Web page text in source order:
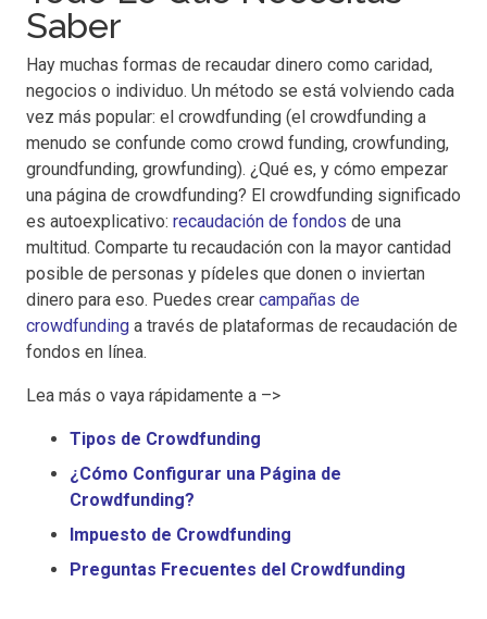
Saber
Hay muchas formas de recaudar dinero como caridad,
negocios o individuo. Un método se está volviendo cada
vez más popular: el crowdfunding (el crowdfunding a
menudo se confunde como crowd funding, crowfunding,
groundfunding, growfunding). ¿Qué es, y cómo empezar
una página de crowdfunding? El crowdfunding significado
es autoexplicativo: recaudación de fondos de una
multitud. Comparte tu recaudación con la mayor cantidad
posible de personas y pídeles que donen o inviertan
dinero para eso. Puedes crear campañas de
crowdfunding a través de plataformas de recaudación de
fondos en línea.
Lea más o vaya rápidamente a –>
Tipos de Crowdfunding
¿Cómo Configurar una Página de
Crowdfunding?
Impuesto de Crowdfunding
Preguntas Frecuentes del Crowdfunding